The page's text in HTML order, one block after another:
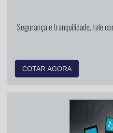
Segurança e tranquilidade, fale
COTAR AGORA